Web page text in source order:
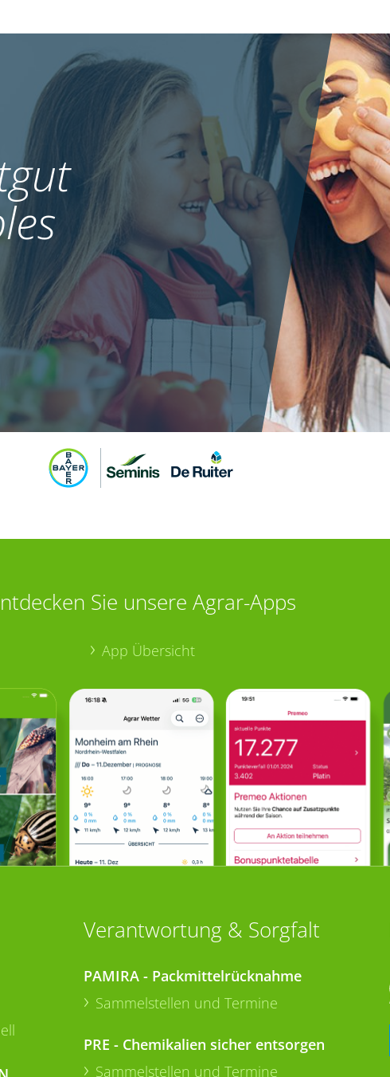
Sie unsere Agrar-Apps
App Übersicht
Verantwortung & Sorgfalt
PAMIRA - Packmittelrücknahme
Sammelstellen und Termine
PRE - Chemikalien sicher entsorgen
Sammelstellen und Termine